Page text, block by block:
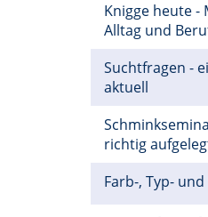
Knigge heute
Alltag und
Suchtfragen -
aktuell
richtig
Farb-, Typ-